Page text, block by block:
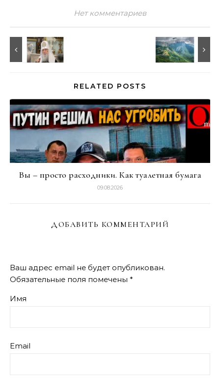
Нет комментариев
RELATED POSTS
Вы – просто расходники. Как туалетная бумага
09.08.2026
ДОБАВИТЬ КОММЕНТАРИЙ
Ваш адрес email не будет опубликован.
Обязательные поля помечены *
Имя
Email